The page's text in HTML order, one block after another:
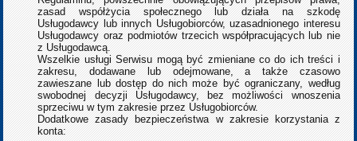
zasad współżycia społecznego lub działa na szkodę
Usługodawcy lub innych Usługobiorców, uzasadnionego interesu
Usługodawcy oraz podmiotów trzecich współpracujących lub nie
z Usługodawcą.
Wszelkie usługi Serwisu mogą być zmieniane co do ich treści i
zakresu, dodawane lub odejmowane, a także czasowo
zawieszane lub dostęp do nich może być ograniczany, według
swobodnej decyzji Usługodawcy, bez możliwości wnoszenia
sprzeciwu w tym zakresie przez Usługobiorców.
Dodatkowe zasady bezpieczeństwa w zakresie korzystania z
konta: